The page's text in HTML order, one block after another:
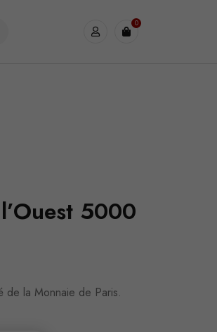
0
5000
de la Monnaie de Paris.